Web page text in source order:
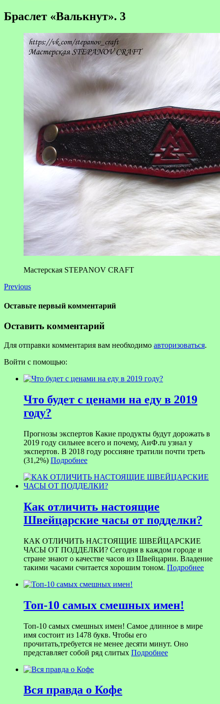
Браслет «Валькнут». 3
Мастерская STEPANOV CRAFT
Previous
Оставьте первый комментарий
Оставить комментарий
Для отправки комментария вам необходимо авторизоваться.
Войти с помощью:
Что будет с ценами на еду в 2019
году?
Прогнозы экспертов Какие продукты будут дорожать в
2019 году сильнее всего и почему, АиФ.ru узнал у
экспертов. В 2018 году россияне тратили почти треть
(31,2%) Подробнее
Как отличить настоящие
Швейцарские часы от подделки?
КАК ОТЛИЧИТЬ НАСТОЯЩИЕ ШВЕЙЦАРСКИЕ
ЧАСЫ ОТ ПОДДЕЛКИ? Сегодня в каждом городе и
стране знают о качестве часов из Швейцарии. Владение
такими часами считается хорошим тоном. Подробнее
Топ-10 самых смешных имен!
Топ-10 самых смешных имен! Самое длинное в мире
имя состоит из 1478 букв. Чтобы его
прочитать,требуется не менее десяти минут. Оно
представляет собой ряд слитых Подробнее
Вся правда о Кофе